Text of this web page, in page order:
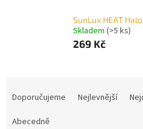
SunLux HEAT
Skladem (>5 ks)
269 Kč
Doporučujeme Nejlevnější
Abecedně